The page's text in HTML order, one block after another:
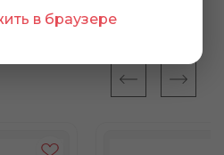
в браузере